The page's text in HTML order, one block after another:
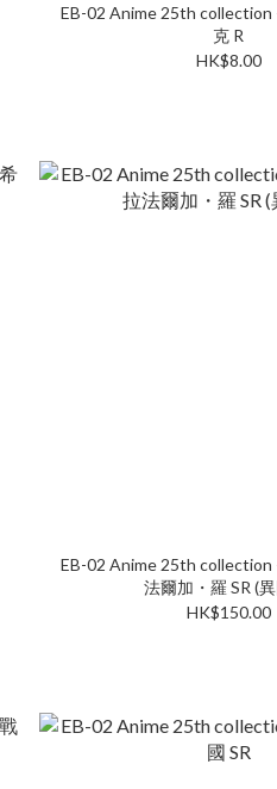
EB-02 Anime 25th collection
克 R
HK$8.00
EB-02 Anime 25th collection
法爾加・羅 SR (
HK$150.00